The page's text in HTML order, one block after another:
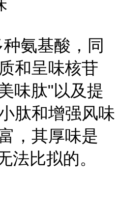
氨基酸，同
和呈味核苷
味肽"以及提
肽和增强风味
，其厚味是
法比拟的。